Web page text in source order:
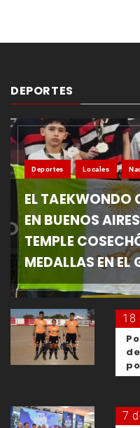
DEPORTES
Deportes Locales
EL TAEKWONDO
EN BUENOS
TEMPLE
MEDALLAS EN EL
18
7